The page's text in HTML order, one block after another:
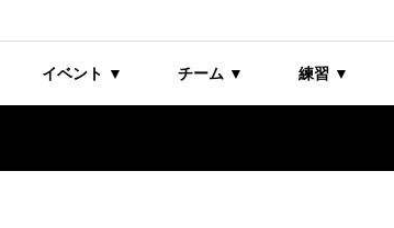
イベント ▼ チーム ▼ 練習 ▼